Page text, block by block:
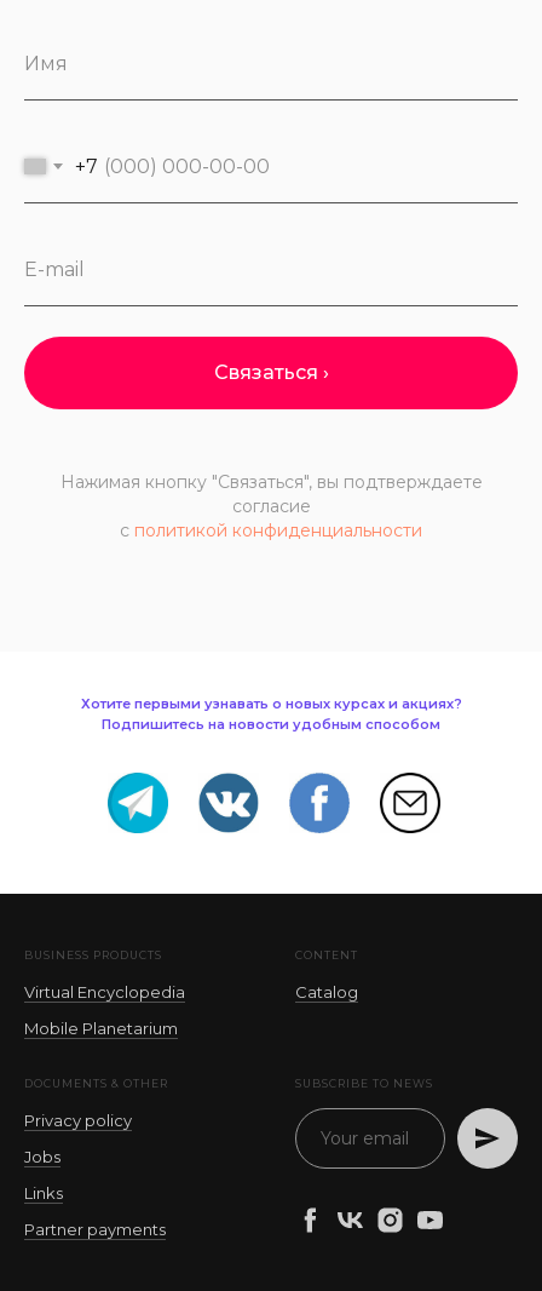
Имя
+7
E-mail
Связаться ›
Нажимая кнопку "Связаться", вы подтверждаете
согласие
с политикой конфиденциальности
Хотите первыми узнавать о новых курсах и акциях?
Подпишитесь на новости удобным способом
BUSINESS PRODUCTS
Virtual Encyclopedia
Mobile Planetarium
CONTENT
Catalog
DOCUMENTS & OTHER
Privacy policy
Jobs
Links
Partner payments
SUBSCRIBE TO NEWS